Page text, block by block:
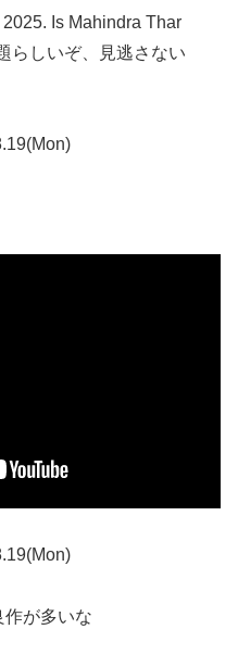
Is Mahindra Thar
らしいぞ、見逃さない
作が多いな